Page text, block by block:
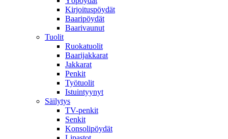
Kirjoituspöydät
Baaripöydät
Baarivaunut
Tuolit
Ruokatuolit
Baarijakkarat
Jakkarat
Penkit
Työtuolit
Istuintyynyt
Säilytys
TV-penkit
Senkit
Konsolipöydät